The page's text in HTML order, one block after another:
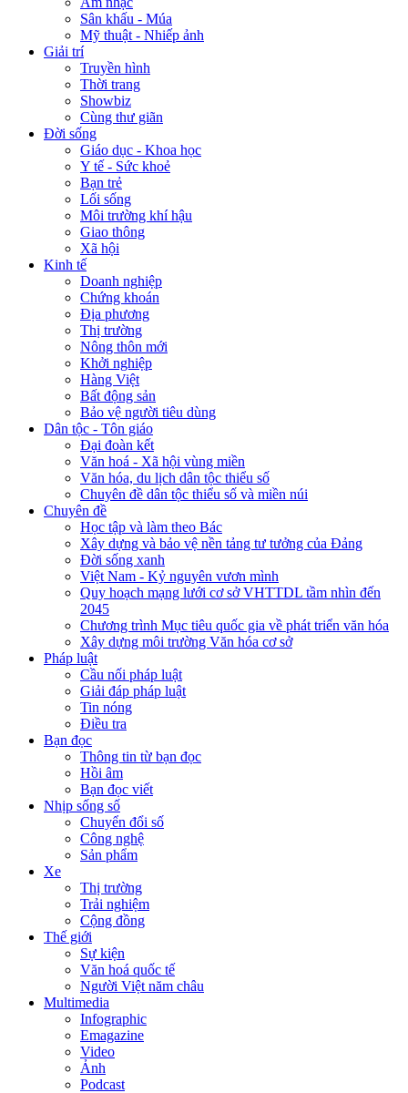
Sân khấu - Múa
Mỹ thuật - Nhiếp ảnh
Giải trí
Truyền hình
Thời trang
Showbiz
Cùng thư giãn
Đời sống
Giáo dục - Khoa học
Y tế - Sức khoẻ
Bạn trẻ
Lối sống
Môi trường khí hậu
Giao thông
Xã hội
Kinh tế
Doanh nghiệp
Chứng khoán
Địa phương
Thị trường
Nông thôn mới
Khởi nghiệp
Hàng Việt
Bất động sản
Bảo vệ người tiêu dùng
Dân tộc - Tôn giáo
Đại đoàn kết
Văn hoá - Xã hội vùng miền
Văn hóa, du lịch dân tộc thiểu số
Chuyên đề dân tộc thiểu số và miền núi
Chuyên đề
Học tập và làm theo Bác
Xây dựng và bảo vệ nền tảng tư tưởng của Đảng
Đời sống xanh
Việt Nam - Kỷ nguyên vươn mình
Quy hoạch mạng lưới cơ sở VHTTDL tầm nhìn đến
2045
Chương trình Mục tiêu quốc gia về phát triển văn hóa
Xây dựng môi trường Văn hóa cơ sở
Pháp luật
Cầu nối pháp luật
Giải đáp pháp luật
Tin nóng
Điều tra
Bạn đọc
Thông tin từ bạn đọc
Hồi âm
Bạn đọc viết
Nhịp sống số
Chuyển đổi số
Công nghệ
Sản phẩm
Xe
Thị trường
Trải nghiệm
Cộng đồng
Thế giới
Sự kiện
Văn hoá quốc tế
Người Việt năm châu
Multimedia
Infographic
Emagazine
Video
Ảnh
Podcast